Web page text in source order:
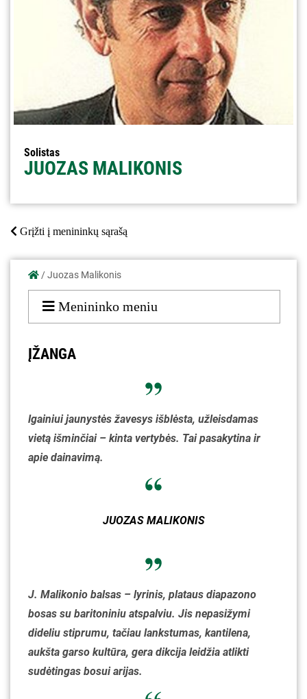
Solistas
JUOZAS MALIKONIS
Grįžti į menininkų sąrašą
/Juozas Malikonis
Menininko meniu
ĮŽANGA
lgainiui jaunystės žavesys išblėsta, užleisdamas
vietą išminčiai – kinta vertybės. Tai pasakytina ir
apie dainavimą.
JUOZAS MALIKONIS
J. Malikonio balsas – lyrinis, plataus diapazono
bosas su baritoniniu atspalviu. Jis nepasižymi
dideliu stiprumu, tačiau lankstumas, kantilena,
aukšta garso kultūra, gera dikcija leidžia atlikti
sudėtingas bosui arijas.